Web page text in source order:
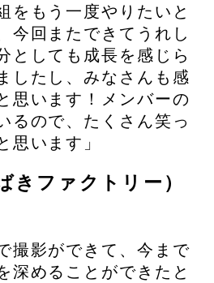
をもう一度やりたいと
今回またできてうれし
としても成長を感じら
したし、みなさんも感
思います！メンバーの
るので、たくさん笑っ
思います」
きファクトリー）
撮影ができて、今まで
深めることができたと